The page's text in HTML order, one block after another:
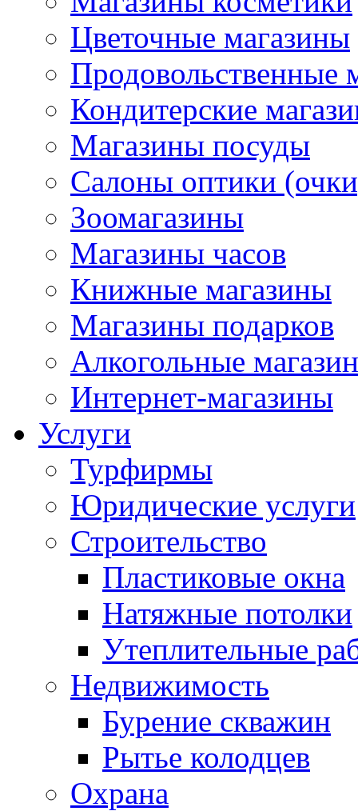
Цветочные магазины
Продовольственные
Кондитерские
Магазины посуды
Салоны оптики
Зоомагазины
Магазины часов
Книжные магазины
Магазины подарков
Алкогольные
Интернет-магазины
Услуги
Турфирмы
Юридические услуги
Строительство
Пластиковые окна
Натяжные потолки
Утеплительные
Недвижимость
Бурение скважин
Рытье колодцев
Охрана